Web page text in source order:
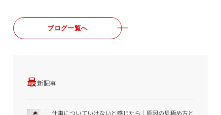
ブログ一覧へ
最新記事
仕事についていけないと感じたら｜原因の見極め方と